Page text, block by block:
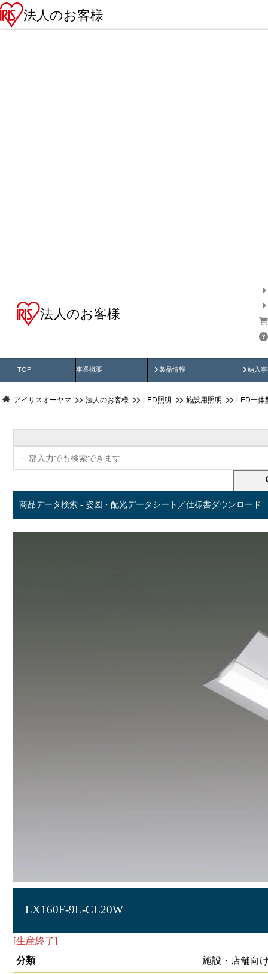
法人のお客様
法人のお客様
TOP 事業概要 製品情報
製品動画 納入
納
アイリスオーヤマ 法人のお客様 LED照明 施設用照明 LED一体
商品データ検索 - 姿図・配光データシート／仕様書ダウンロード
LX160F-9L-CL20W
[生産終了]
分類
施設・店舗向